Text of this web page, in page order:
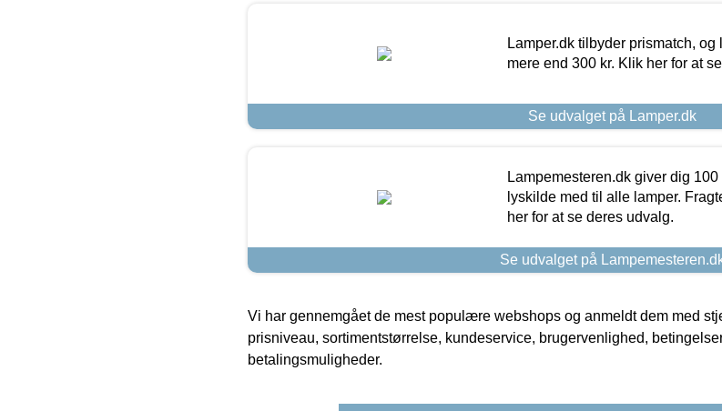
Lamper.dk tilbyder prismatch,
mere end 300 kr. Klik her for at
Se udvalget på Lamper.dk
Lampemesteren.dk giver dig
lyskilde med til alle lamper.
her for at se deres udvalg.
Se udvalget på
Vi har gennemgået de mest populære webshops og anmeldt dem med
prisniveau, sortimentstørrelse, kundeservice, brugervenlighed,
betalingsmuligheder.